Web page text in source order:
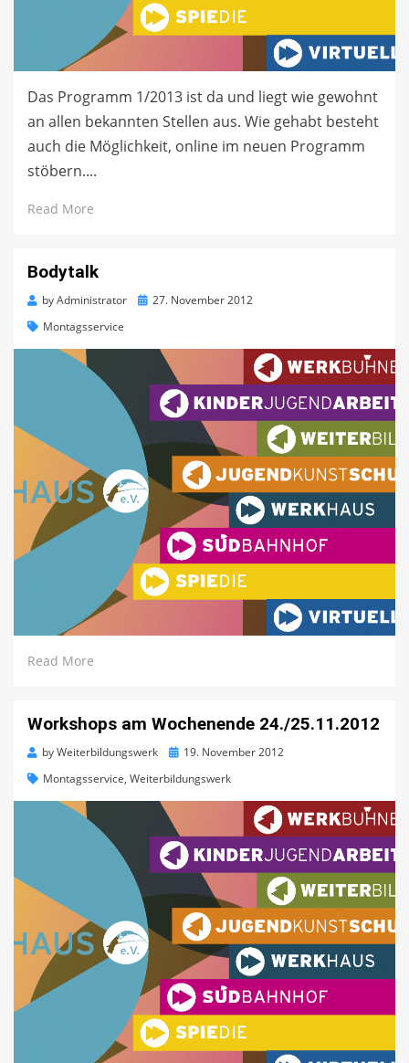
Das Programm 1/2013 ist da und liegt wie gewohnt
an allen bekannten Stellen aus. Wie gehabt besteht
auch die Möglichkeit, online im neuen Programm
stöbern....
Read More
Bodytalk
byAdministrator
Posted27. November 2012
Montagsservice
Read More
Workshops am Wochenende 24./25.11.2012
byWeiterbildungswerk
Posted19. November 2012
Montagsservice, Weiterbildungswerk